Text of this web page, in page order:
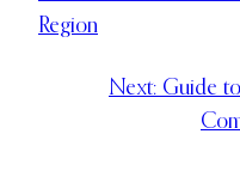
Region
Next: Guide